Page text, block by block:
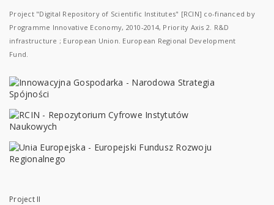
Project "Digital Repository of Scientific Institutes" [RCIN] co-financed by
Programme Innovative Economy, 2010-2014, Priority Axis 2. R&D
infrastructure ; European Union. European Regional Development
Fund.
Project II